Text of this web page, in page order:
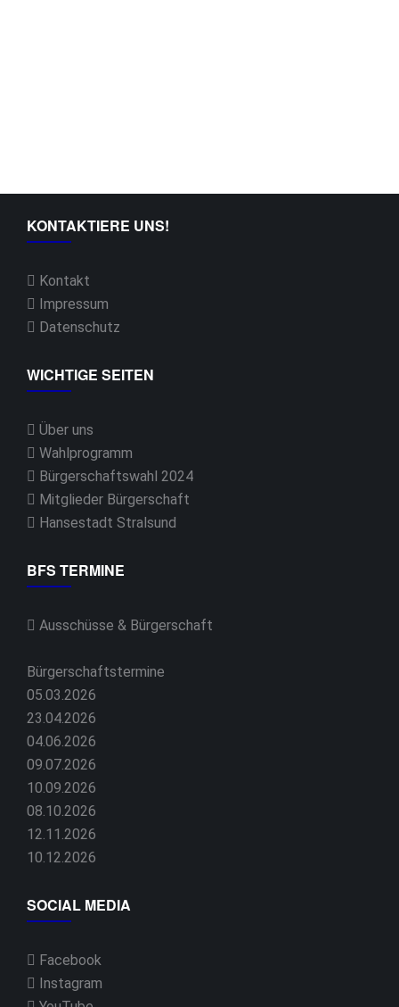
KONTAKTIERE UNS!
Kontakt
Impressum
Datenschutz
WICHTIGE SEITEN
Über uns
Wahlprogramm
Bürgerschaftswahl 2024
Mitglieder Bürgerschaft
Hansestadt Stralsund
BFS TERMINE
Ausschüsse & Bürgerschaft
Bürgerschaftstermine
05.03.2026
23.04.2026
04.06.2026
09.07.2026
10.09.2026
08.10.2026
12.11.2026
10.12.2026
SOCIAL MEDIA
Facebook
Instagram